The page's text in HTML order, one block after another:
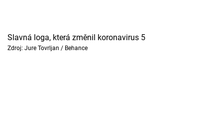
Slavná loga, která změnil koronavirus 5
Zdroj: Jure Tovrljan / Behance